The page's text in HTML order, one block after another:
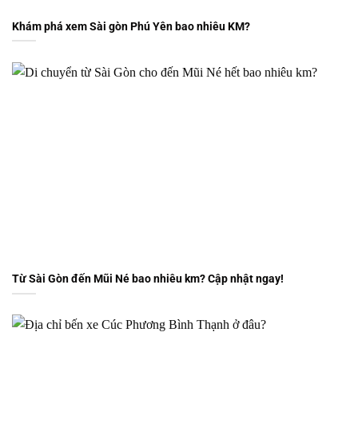
Khám phá xem Sài gòn Phú Yên bao nhiêu KM?
Từ Sài Gòn đến Mũi Né bao nhiêu km? Cập nhật ngay!